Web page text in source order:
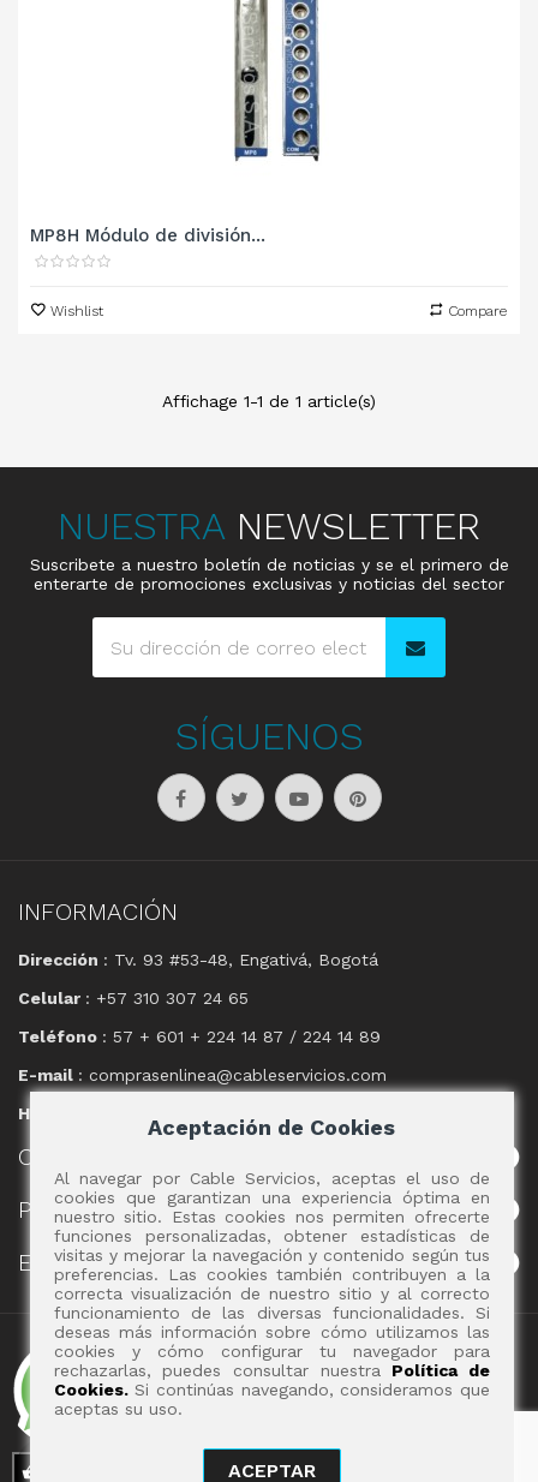
MP8H Módulo de división...
Wishlist Compare
Affichage 1-1 de 1 article(s)
NUESTRA NEWSLETTER
Suscribete a nuestro boletín de noticias y se el primero de
enterarte de promociones exclusivas y noticias del sector
SÍGUENOS
INFORMACIÓN
Dirección : Tv. 93 #53-48, Engativá, Bogotá
Celular : +57 310 307 24 65
Teléfono : 57 + 601 + 224 14 87 / 224 14 89
E-mail : comprasenlinea@cableservicios.com
Horario
CABLE
POLÍTICAS
EVENTOS
Aceptación de Cookies
Al navegar por Cable Servicios, aceptas el uso de
cookies que garantizan una experiencia óptima en
nuestro sitio. Estas cookies nos permiten ofrecerte
funciones personalizadas, obtener estadísticas de
visitas y mejorar la navegación y contenido según tus
preferencias. Las cookies también contribuyen a la
correcta visualización de nuestro sitio y al correcto
funcionamiento de las diversas funcionalidades. Si
deseas más información sobre cómo utilizamos las
cookies y cómo configurar tu navegador para
rechazarlas, puedes consultar nuestra Política de
Cookies.Si continúas navegando, consideramos que
aceptas su uso.
ACEPTAR
Copyright 2017 - Cable Servicios S.A.